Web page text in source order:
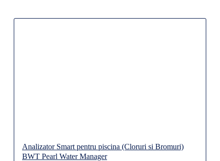
Analizator Smart pentru piscina (Cloruri si Bromuri)
BWT Pearl Water Manager